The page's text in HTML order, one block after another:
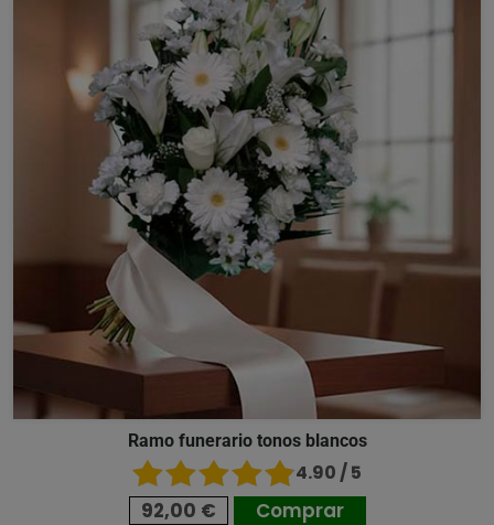
Ramo funerario tonos blancos
4.90 / 5
92,00 € Comprar